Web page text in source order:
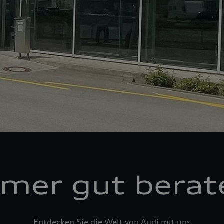
gut
Entdecken Sie die Welt von Audi mit uns